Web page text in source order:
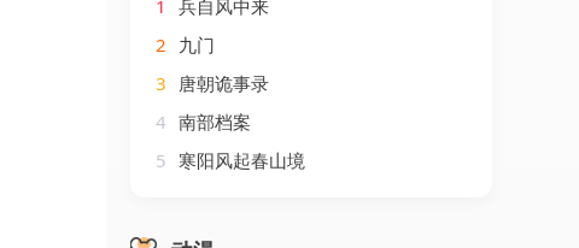
1
兵自风中来
2 九门
3 唐朝诡事录
4 南部档案
5 寒阳风起春山境